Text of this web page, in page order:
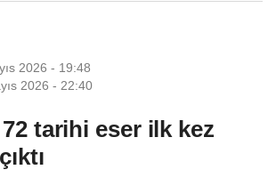
2026 - 19:48
2026 - 22:40
tarihi eser ilk kez